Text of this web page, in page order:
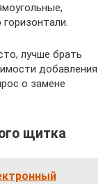
лучше брать
добавления
о замене
щитка